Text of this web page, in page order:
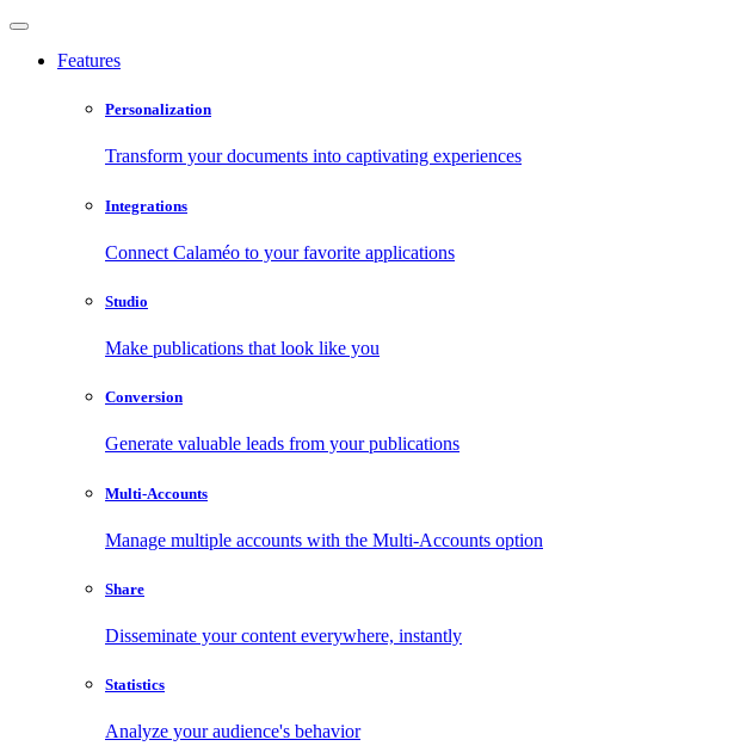
Features
Personalization
Transform your documents into captivating experiences
Integrations
Connect Calaméo to your favorite applications
Studio
Make publications that look like you
Conversion
Generate valuable leads from your publications
Multi-Accounts
Manage multiple accounts with the Multi-Accounts option
Share
Disseminate your content everywhere, instantly
Statistics
Analyze your audience's behavior